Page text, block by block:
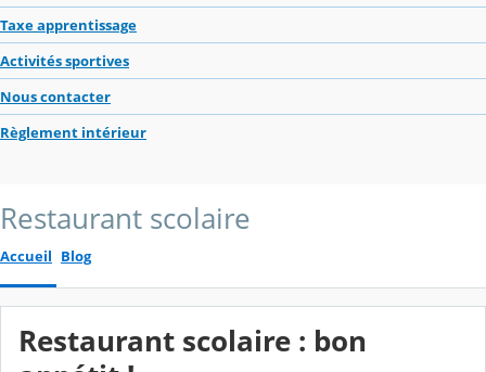
Taxe apprentissage
Activités sportives
Nous contacter
Règlement intérieur
Restaurant scolaire
Accueil Blog
Restaurant scolaire : bon